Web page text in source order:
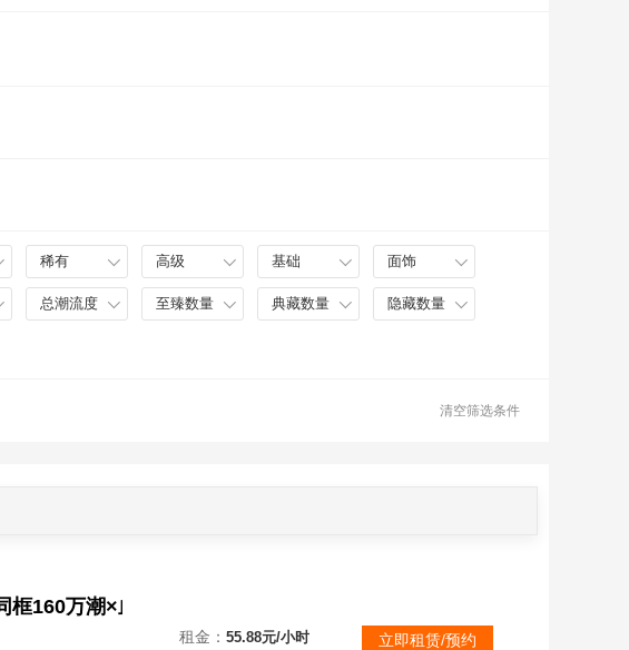
稀有 高级 基础 面饰
总潮流度 至臻数量 典藏数量 隐藏数量
清空筛选条件
租金： 55.88元/小时 立即租赁/预约